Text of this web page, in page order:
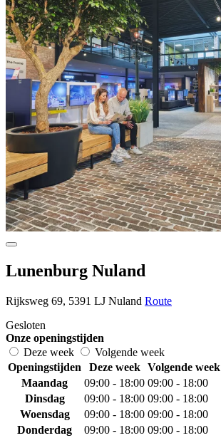
Lunenburg Nuland
Rijksweg 69, 5391 LJ Nuland Route
Gesloten
Onze openingstijden
Deze week
Volgende week
Openingstijden
Deze week
Volgende week
Maandag
09:00 - 18:00 09:00 - 18:00
Dinsdag
09:00 - 18:00 09:00 - 18:00
Woensdag
09:00 - 18:00 09:00 - 18:00
Donderdag
09:00 - 18:00 09:00 - 18:00